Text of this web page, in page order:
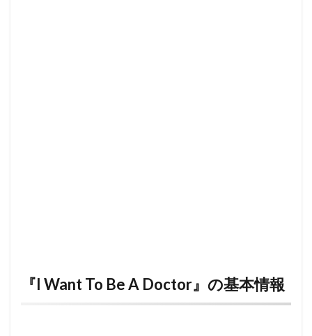
『I Want To Be A Doctor』の基本情報